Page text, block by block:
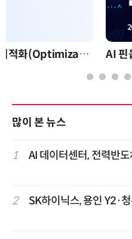
AI 핀옵스 실전 세미나: 폭
많이 본 뉴스
1 AI 데이터센터, 전력반
2 SK하이닉스, 용인 Y2·